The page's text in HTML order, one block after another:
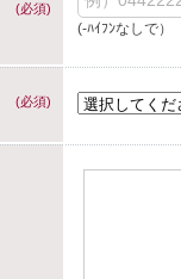
(必須)
(-ﾊｲﾌﾝなしで）
(必須)